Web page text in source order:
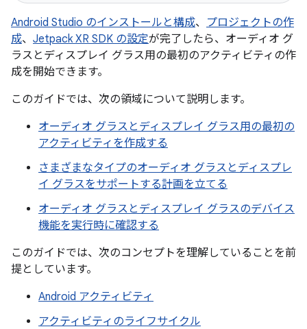
Android Studio のインストールと構成、 プロジェクトの作
成、 Jetpack XR SDK の設定が完了したら、オーディオ グ
ラスとディスプレイ グラス用の最初のアクティビティの作
成を開始できます。
このガイドでは、次の領域について説明します。
オーディオ グラスとディスプレイ グラス用の最初の
アクティビティを作成する
さまざまなタイプのオーディオ グラスとディスプレ
イ グラスをサポートする計画を立てる
オーディオ グラスとディスプレイ グラスのデバイス
機能を実行時に確認する
このガイドでは、次のコンセプトを理解していることを前
提としています。
Android アクティビティ
アクティビティのライフサイクル